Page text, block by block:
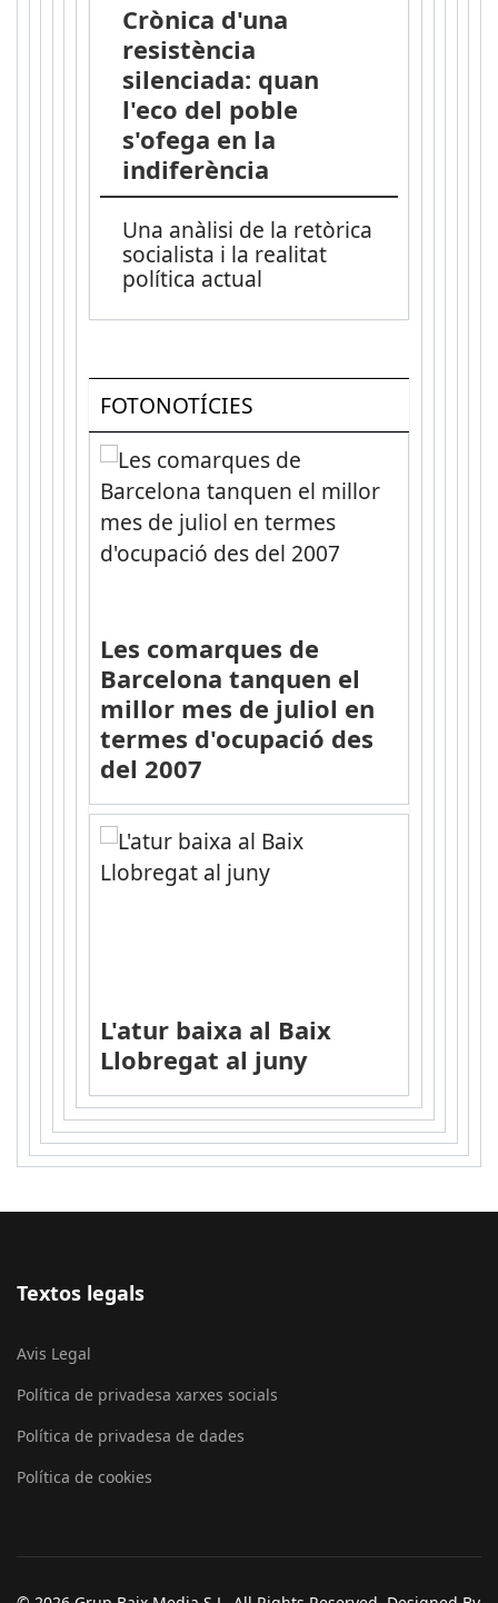
Crònica d'una
resistència
silenciada: quan
l'eco del poble
s'ofega en la
indiferència
Una anàlisi de la retòrica
socialista i la realitat
política actual
FOTONOTÍCIES
Les comarques de
Barcelona tanquen el
millor mes de juliol en
termes d'ocupació des
del 2007
L'atur baixa al Baix
Llobregat al juny
Textos legals
Avis Legal
Política de privadesa xarxes socials
Política de privadesa de dades
Política de cookies